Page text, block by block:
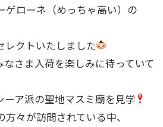
ゲローネ（めっちゃ高い）の
レクトいたしました
なさま入荷を楽しみに待っていて
ーア派の聖地マスミ廟を見学
々が訪問されている中、